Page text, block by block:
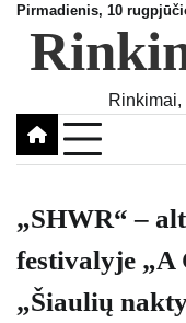
Skip
content
Pirmadienis, 10
„SHWR“ –
festivalyje „A
„Šiaulių